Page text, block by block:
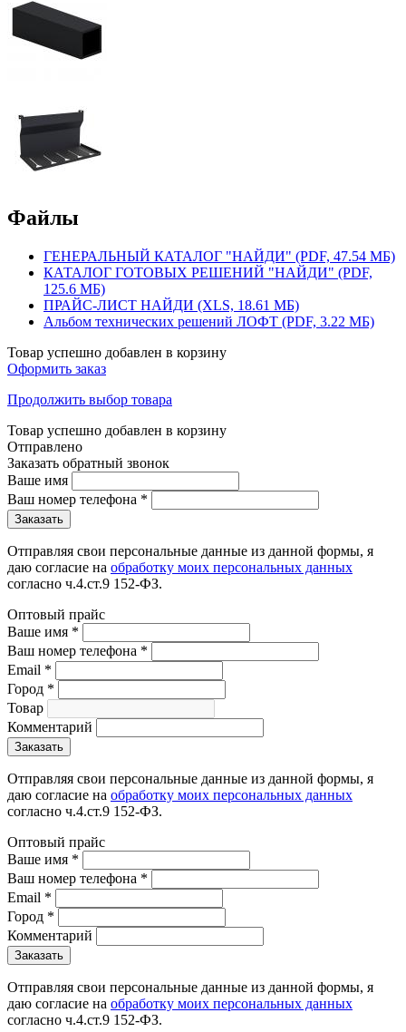
Файлы
ГЕНЕРАЛЬНЫЙ КАТАЛОГ "НАЙДИ" (PDF, 47.54 МБ)
КАТАЛОГ ГОТОВЫХ РЕШЕНИЙ "НАЙДИ" (PDF,
125.6 МБ)
ПРАЙС-ЛИСТ НАЙДИ (XLS, 18.61 МБ)
Альбом технических решений ЛОФТ (PDF, 3.22 МБ)
Товар успешно добавлен в корзину
Оформить заказ
Продолжить выбор товара
Товар успешно добавлен в корзину
Отправлено
Заказать обратный звонок
Ваше имя
Ваш номер телефона *
Отправляя свои персональные данные из данной формы, я
даю согласие на обработку моих персональных данных
согласно ч.4.ст.9 152-ФЗ.
Оптовый прайс
Ваше имя *
Ваш номер телефона *
Email *
Город *
Товар
Комментарий
Отправляя свои персональные данные из данной формы, я
даю согласие на обработку моих персональных данных
согласно ч.4.ст.9 152-ФЗ.
Оптовый прайс
Ваше имя *
Ваш номер телефона *
Email *
Город *
Комментарий
Отправляя свои персональные данные из данной формы, я
даю согласие на обработку моих персональных данных
согласно ч.4.ст.9 152-ФЗ.